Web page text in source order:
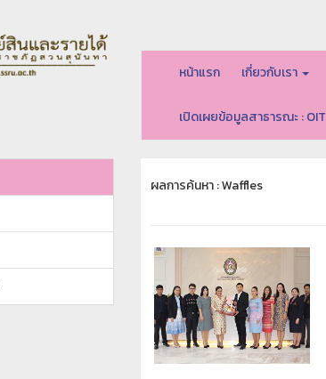
หน้าแรก เกี่ยวกับเรา
เปิดเผยข้อมูลสาธารณะ : OIT
ผลการค้นหา : Waffles